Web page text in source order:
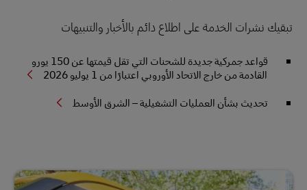
تبقيك نشرات الخدمة على اطلاع دائم بالأخبار والتنبيهات
قواعد جمركية جديدة للشحنات التي تقل قيمتها عن 150 يورو
القادمة من خارج الاتحاد الأوروبي اعتبارًا من 1 يوليو 2026
تحديث بشأن العمليات التشغيلية – الشرق الأوسط